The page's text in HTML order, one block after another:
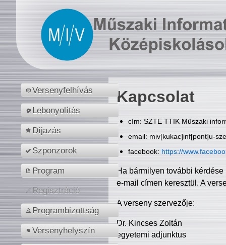
Versenyfelhívás
Lebonyolítás
Díjazás
Szponzorok
Program
Regisztráció
Programbizottság
Versenyhelyszín
Kapcsolat
cím: SZTE TTIK Műszaki
email: miv[kukac]inf[pont]u-
facebook: https://
Ha bármilyen további
e-mail címen keresztül. A
A verseny szervezője:
Dr. Kincses Zoltán
egyetemi adjunktus